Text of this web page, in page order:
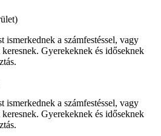
a számfestéssel, vagy
Gyerekeknek és időseknek
a számfestéssel, vagy
Gyerekeknek és időseknek